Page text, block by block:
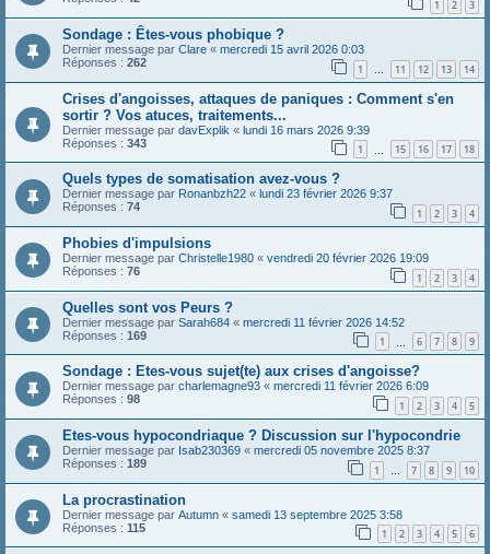
1 2 3
Sondage : Êtes-vous phobique ?
Dernier message par Clare « mercredi 15 avril 2026 0:03
Réponses : 262 1 … 11 12 13 14
Crises d'angoisses, attaques de paniques : Comment s'en
sortir ? Vos atuces, traitements...
Dernier message par davExplik « lundi 16 mars 2026 9:39
Réponses : 343 1 15 16 17 18
Quels types de somatisation avez-vous ?
Dernier message par Ronanbzh22 « lundi 23 février 2026 9:37
Réponses : 74 1 2 3 4
Phobies d'impulsions
Dernier message par Christelle1980 « vendredi 20 février 2026 19:09
Réponses : 76 1 2 3 4
Quelles sont vos Peurs ?
Dernier message par Sarah684 « mercredi 11 février 2026 14:52
Réponses : 169 1 6 7 8 9
Sondage : Etes-vous sujet(te) aux crises d'angoisse?
Dernier message par charlemagne93 « mercredi 11 février 2026 6:09
Réponses : 98 1 2 3 4 5
Etes-vous hypocondriaque ? Discussion sur l'hypocondrie
Dernier message par Isab230369 « mercredi 05 novembre 2025 8:37
Réponses : 189 1 … 7 8 9 10
La procrastination
Dernier message par Autumn « samedi 13 septembre 2025 3:58
Réponses : 115 1 2 3 4 5 6